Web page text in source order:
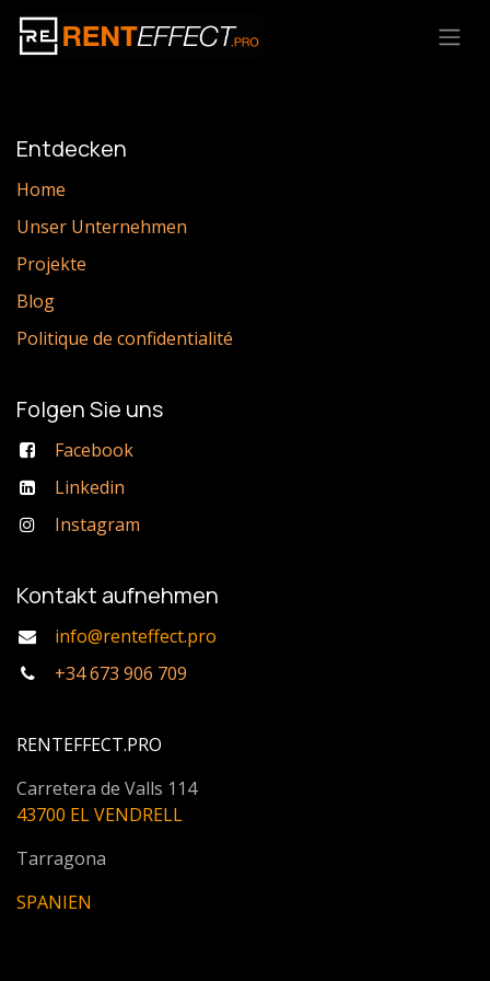
Zum Inhalt springen
Entdecken
Home
Unser Unternehmen
Projekte
Blog
Politique de confidentialité
Folgen Sie uns
Facebook
Linkedin
Instagram
Kontakt aufnehmen
info@renteffect.pro
+34 673 906 709
RENTEFFECT.PRO
Carretera de Valls 114
43700 EL VENDRELL
Tarragona
SPANIEN